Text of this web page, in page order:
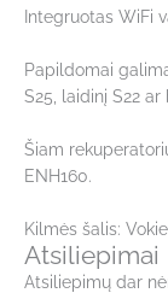
Integruotas WiFi
Papildomai
S25, laidinį S22 ar
Šiam
ENH160.
Kilmės šalis:
Atsiliepimai
Atsiliepimų dar